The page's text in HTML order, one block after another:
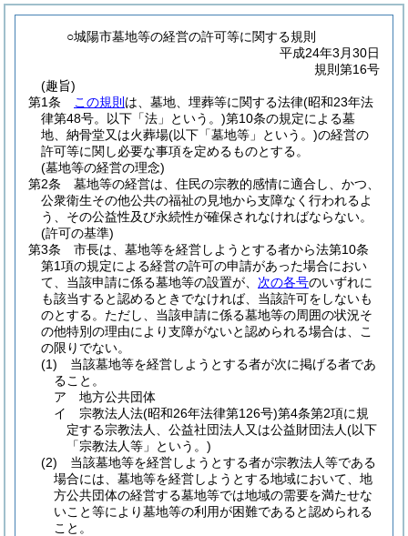
○城陽市墓地等の経営の許可等に関する規則
平成24年3月30日
規則第16号
(趣旨)
第1条
この規則 は、墓地、埋葬等に関する法律(昭和23年法
律第48号。以下「法」という。)第10条の規定による墓
地、納骨堂又は火葬場(以下「墓地等」という。)の経営の
許可等に関し必要な事項を定めるものとする。
(墓地等の経営の理念)
第2条
墓地等の経営は、住民の宗教的感情に適合し、かつ、
公衆衛生その他公共の福祉の見地から支障なく行われるよ
う、その公益性及び永続性が確保されなければならない。
(許可の基準)
第3条
市長は、墓地等を経営しようとする者から法第10条
第1項の規定による経営の許可の申請があった場合におい
て、当該申請に係る墓地等の設置が、 次の各号のいずれに
も該当すると認めるときでなければ、当該許可をしないも
のとする。 ただし、当該申請に係る墓地等の周囲の状況そ
の他特別の理由により支障がないと認められる場合は、こ
の限りでない。
(1)
当該墓地等を経営しようとする者が次に掲げる者であ
ること。
ア
地方公共団体
イ
宗教法人法(昭和26年法律第126号)第4条第2項に規
定する宗教法人、公益社団法人又は公益財団法人(以下
「宗教法人等」という。)
(2)
当該墓地等を経営しようとする者が宗教法人等である
場合には、墓地等を経営しようとする地域において、地
方公共団体の経営する墓地等では地域の需要を満たせな
いこと等により墓地等の利用が困難であると認められる
こと。